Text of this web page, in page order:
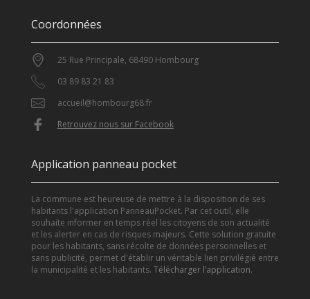
Coordonnées
25 Rue Principale, 68490 Hombourg
03 89 83 21 83
accueil@hombourg68.fr
Retrouvez nous sur Facebook
Application panneau pocket
La commune est heureuse de mettre à la disposition de ses
habitants l'application PanneauPocket. Par cet outil, elle
souhaite informer en temps réel les citoyens de son actualité
et les alerter en cas de risques majeurs. Cette solution gratuite
pour les habitants, sans récolte de données personnelles et
sans publicité, permet d'établir un véritable lien privilégié entre
la municipalité et les habitants. Télécharger l’application.